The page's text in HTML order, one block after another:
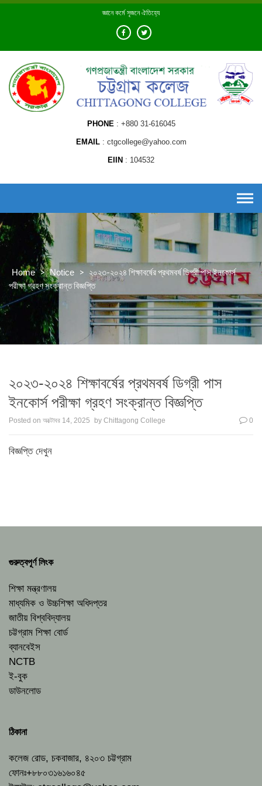
Skip
জ্ঞানে কর্মে সৃজনে ঐতিহ্যে
PHONE +880 31-616045
EMAIL ctgcollege@yahoo.com
EIIN 104532
Home > Notice > ২০২৩-২০২৪ শিক্ষাবর্ষের প্রথমবর্ষ ডিগ্রী পাস ইনকোর্স
পরীক্ষা গ্রহণ সংক্রান্ত বিজ্ঞপ্তি
২০২৩-২০২৪ শিক্ষাবর্ষের প্রথমবর্ষ ডিগ্রী পাস
ইনকোর্স পরীক্ষা গ্রহণ সংক্রান্ত বিজ্ঞপ্তি
Posted on অক্টোবর 14, 2025 by Chittagong College 0
বিজ্ঞপ্তি দেখুন
গুরুত্বপূর্ণ লিংক
শিক্ষা মন্ত্রণালয়
মাধ্যমিক ও উচ্চশিক্ষা অধিদপ্তর
জাতীয় বিশ্ববিদ্যালয়
চট্টগ্রাম শিক্ষা বোর্ড
ব্যানবেইস
NCTB
ই-বুক
ডাউনলোড
ঠিকানা
কলেজ রোড, চকবাজার, ৪২০৩ চট্টগ্রাম
ফোনঃ+৮৮০৩১৬১৬০৪৫